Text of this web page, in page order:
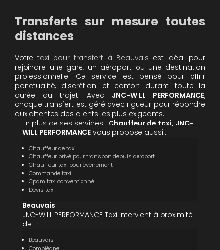
Transferts sur mesure toutes
distances
Votretaxi pour transfert à Beauvais est idéal pour
rejoindre une gare, un aéroport ou une destination
professionnelle. Ce service est pensé pour offrir
ponctualité, discrétion et confort durant toute la
durée du trajet. Avec JNC-WILL PERFORMANCE,
chaque transfert est géré avec rigueur pour répondre
aux attentes des clients les plus exigeants.
En plus de ses services : Chauffeur de taxi, JNC-
WILL PERFORMANCE vous propose aussi :
Chauffeur de taxi
Chauffeur privé pour transport depuis aéroport
Chauffeur taxi pour événement
Commande taxi
Cpam taxi conventionné
Devis taxi
Beauvais
JNC-WILL PERFORMANCE Taxi intervient à proximité
de :
Beauvais
Compiègne